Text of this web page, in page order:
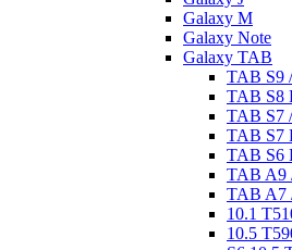
Galaxy M
Galaxy Note
Galaxy TAB
TAB S9
TAB S8
TAB S7
TAB S7
TAB S6
TAB A9
TAB A7
10.1
10.5